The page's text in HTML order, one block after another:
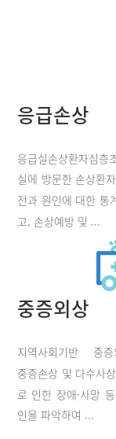
응급손상
응급실손상환자심층
실에 방문한 손상환
전과 원인에 대한 통
고, 손상예방 및 ...
중증외상
지역사회기반 중증
중증손상 및 다수사
로 인한 장애·사망
인을 파악하여 ...